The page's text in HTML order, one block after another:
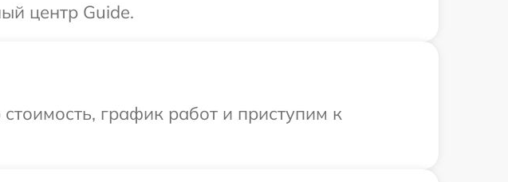
центр Guide.
график работ и приступим к